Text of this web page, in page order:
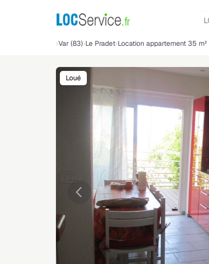
Var (83) Le Pradet Location appartement 35
Précédente
Loué